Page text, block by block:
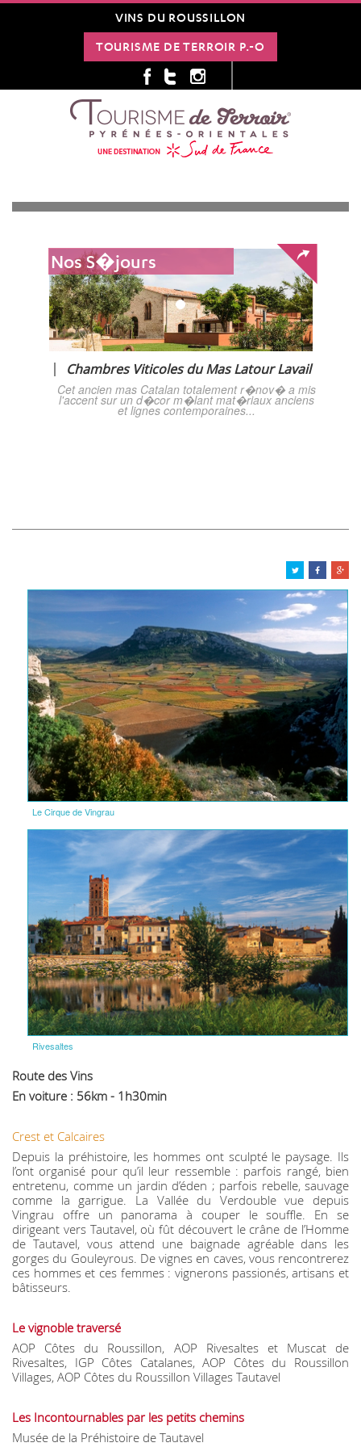
VINS DU ROUSSILLON
TOURISME DE TERROIR P.-O
Nos S�jours
Chambres Viticoles du Mas Latour Lavail
Cet ancien mas Catalan totalement r�nov� a mis
l'accent sur un d�cor m�lant mat�riaux anciens
et lignes contemporaines...
Le Cirque de Vingrau
Rivesaltes
Route des Vins
En voiture : 56km - 1h30min
Crest et Calcaires
Depuis la préhistoire, les hommes ont sculpté le paysage. Ils
l’ont organisé pour qu’il leur ressemble : parfois rangé, bien
entretenu, comme un jardin d’éden ; parfois rebelle, sauvage
comme la garrigue. La Vallée du Verdouble vue depuis
Vingrau offre un panorama à couper le souffle. En se
dirigeant vers Tautavel, où fût découvert le crâne de l’Homme
de Tautavel, vous attend une baignade agréable dans les
gorges du Gouleyrous. De vignes en caves, vous rencontrerez
ces hommes et ces femmes : vignerons passionés, artisans et
bâtisseurs.
Le vignoble traversé
AOP Côtes du Roussillon, AOP Rivesaltes et Muscat de
Rivesaltes, IGP Côtes Catalanes, AOP Côtes du Roussillon
Villages, AOP Côtes du Roussillon Villages Tautavel
Les Incontournables par les petits chemins
Musée de la Préhistoire de Tautavel